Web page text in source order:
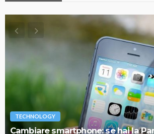
TECHNOLOGY
Cambiare smartphone: se hai la